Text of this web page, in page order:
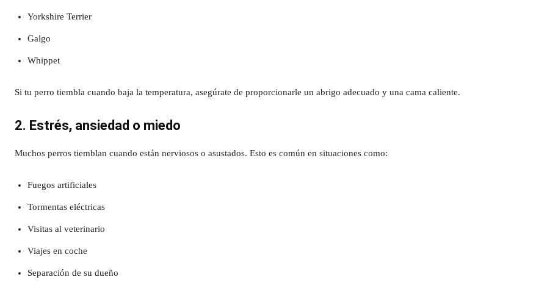
Yorkshire Terrier
Galgo
Whippet
Si tu perro tiembla cuando baja la temperatura, asegúrate de proporcionarle un abrigo adecuado y una cama caliente.
2. Estrés, ansiedad o miedo
Muchos perros tiemblan cuando están nerviosos o asustados. Esto es común en situaciones como:
Fuegos artificiales
Tormentas eléctricas
Visitas al veterinario
Viajes en coche
Separación de su dueño